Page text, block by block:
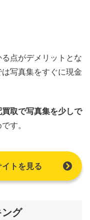
点がデメリットとな
写真集をすぐに現金
買取で写真集を少しで
す。
トを見る
グ